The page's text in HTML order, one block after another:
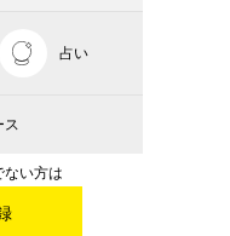
占い
ス
ない方は